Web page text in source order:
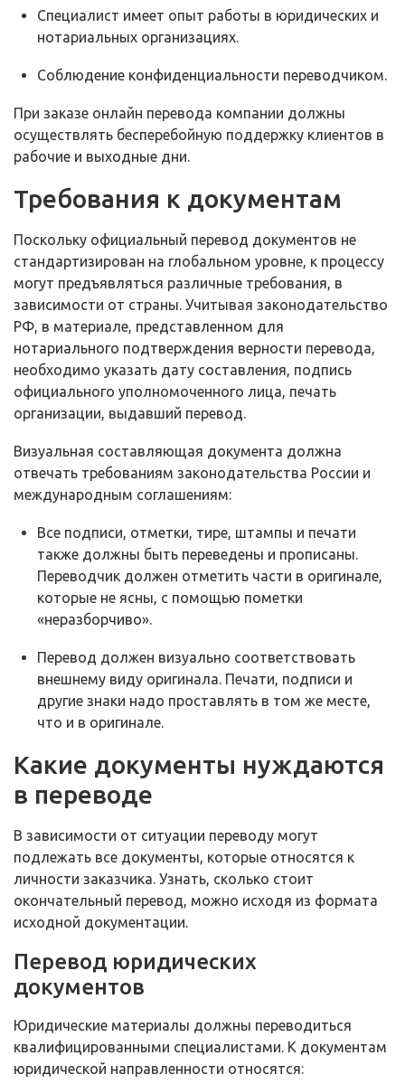
Специалист имеет опыт работы в юридических и
нотариальных организациях.
Соблюдение конфиденциальности переводчиком.
При заказе онлайн перевода компании должны
осуществлять бесперебойную поддержку клиентов в
рабочие и выходные дни.
Требования к документам
Поскольку официальный перевод документов не
стандартизирован на глобальном уровне, к процессу
могут предъявляться различные требования, в
зависимости от страны. Учитывая законодательство
РФ, в материале, представленном для
нотариального подтверждения верности перевода,
необходимо указать дату составления, подпись
официального уполномоченного лица, печать
организации, выдавший перевод.
Визуальная составляющая документа должна
отвечать требованиям законодательства России и
международным соглашениям:
Все подписи, отметки, тире, штампы и печати
также должны быть переведены и прописаны.
Переводчик должен отметить части в оригинале,
которые не ясны, с помощью пометки
«неразборчиво».
Перевод должен визуально соответствовать
внешнему виду оригинала. Печати, подписи и
другие знаки надо проставлять в том же месте,
что и в оригинале.
Какие документы нуждаются
в переводе
В зависимости от ситуации переводу могут
подлежать все документы, которые относятся к
личности заказчика. Узнать, сколько стоит
окончательный перевод, можно исходя из формата
исходной документации.
Перевод юридических
документов
Юридические материалы должны переводиться
квалифицированными специалистами. К документам
юридической направленности относятся: